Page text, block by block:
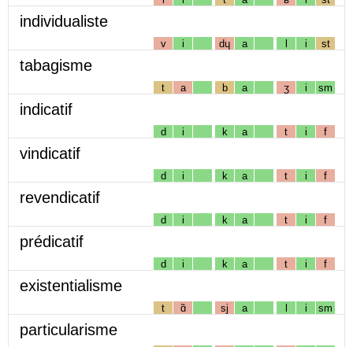
individualiste
v i dɥ a l i st
tabagisme
t a b a ʒ i sm
indicatif
d i k a t i f
vindicatif
d i k a t i f
revendicatif
d i k a t i f
prédicatif
d i k a t i f
existentialisme
t ɑ̃ sj a l i sm
particularisme